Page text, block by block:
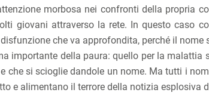
morbosa nei confronti della propria
giovani attraverso la rete. In questo caso
che va approfondita, perché il
importante della paura: quello per la
e che si scioglie dandole un nome. Ma tutti i
e alimentano il terrore della notizia esplosiva